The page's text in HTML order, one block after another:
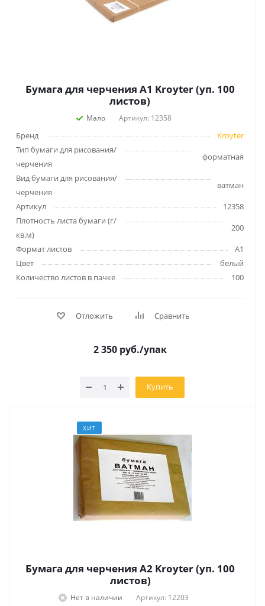
Бумага для черчения А1 Kroyter (уп. 100
листов)
Мало Артикул: 12358
Бренд
Kroyter
Тип бумаги для рисования/
черчения
форматная
Вид бумаги для рисования/
черчения
ватман
Артикул
12358
Плотность листа бумаги (г/
кв.м)
200
Формат листов
А1
Цвет
белый
Количество листов в пачке
100
Отложить Сравнить
2 350 руб./упак
Купить
ХИТ
Бумага для черчения А2 Kroyter (уп. 100
листов)
Нет в наличии Артикул: 12203